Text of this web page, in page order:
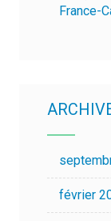
France-
février